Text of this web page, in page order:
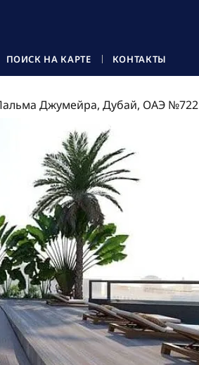
ПОИСК НА КАРТЕ КОНТАКТЫ
Джумейра, Дубай, ОАЭ №722